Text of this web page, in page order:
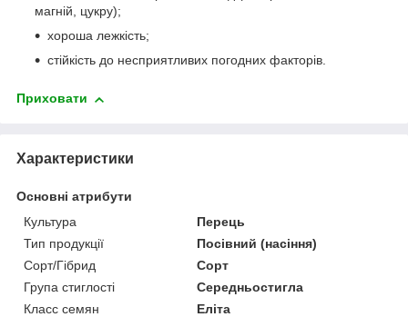
магній, цукру);
хороша лежкість;
стійкість до несприятливих погодних факторів.
Приховати
Характеристики
Основні атрибути
Культура
Перець
Тип продукції
Посівний (насіння)
Сорт/Гібрид
Сорт
Група стиглості
Середньостигла
Класс семян
Еліта